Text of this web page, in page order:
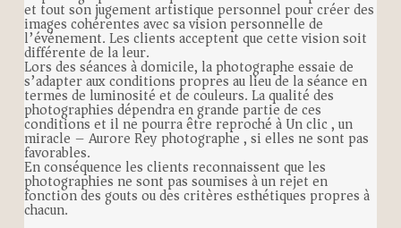
et tout son jugement artistique personnel pour créer des
images cohérentes avec sa vision personnelle de
l’événement. Les clients acceptent que cette vision soit
différente de la leur.
Lors des séances à domicile, la photographe essaie de
s’adapter aux conditions propres au lieu de la séance en
termes de luminosité et de couleurs. La qualité des
photographies dépendra en grande partie de ces
conditions et il ne pourra être reproché à Un clic , un
miracle – Aurore Rey photographe , si elles ne sont pas
favorables.
En conséquence les clients reconnaissent que les
photographies ne sont pas soumises à un rejet en
fonction des gouts ou des critères esthétiques propres à
chacun.